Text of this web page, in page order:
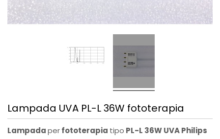
Lampada UVA PL-L 36W fototerapia
Lampadaperfototerapia tipo PL-L 36W UVA Philips